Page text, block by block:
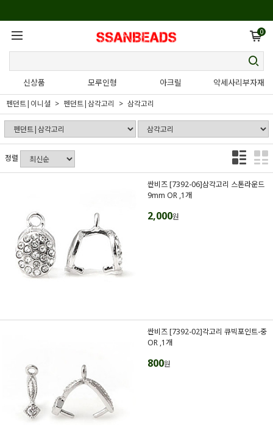
0
신상품 모루인형 아크릴 악세사리부자재
펜던트|이니셜 펜던트|삼각고리 삼각고리
정렬
싼비즈 [7392-06]삼각고리 스톤라운드
9mm OR ,1개
2,000원
싼비즈 [7392-02]각고리 큐빅포인트-중
OR ,1개
800원